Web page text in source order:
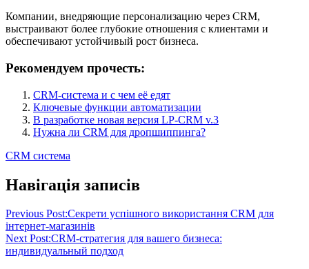
Компании, внедряющие персонализацию через CRM,
выстраивают более глубокие отношения с клиентами и
обеспечивают устойчивый рост бизнеса.
Рекомендуем прочесть:
CRM-система и с чем её едят
Ключевые функции автоматизации
В разработке новая версия LP-CRM v.3
Нужна ли CRM для дропшиппинга?
CRM система
Навігація записів
Previous Post:Секрети успішного використання CRM для
інтернет-магазинів
Next Post:CRM-стратегия для вашего бизнеса:
индивидуальный подход